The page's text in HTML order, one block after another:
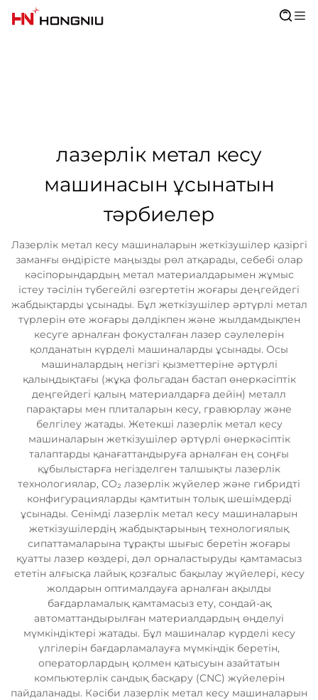
лазерлік метал кесу
машинасын ұсынатын
тәрбиелер
Лазерлік метал кесу машиналарын жеткізушілер қазіргі
заманғы өндірісте маңызды рөл атқарады, себебі олар
кәсіпорындардың метал материалдарымен жұмыс
істеу тәсілін түбегейлі өзгертетін жоғары деңгейдегі
жабдықтарды ұсынады. Бұл жеткізушілер әртүрлі метал
түрлерін өте жоғары дәлдікпен және жылдамдықпен
кесуге арналған фокусталған лазер сәулелерін
қолданатын күрделі машиналарды ұсынады. Осы
машиналардың негізгі қызметтеріне әртүрлі
қалыңдықтағы (жұқа фольгадан бастап өнеркәсіптік
деңгейдегі қалың материалдарға дейін) металл
парақтары мен плиталарын кесу, гравюрлау және
белгілеу жатады. Жетекші лазерлік метал кесу
машиналарын жеткізушілер әртүрлі өнеркәсіптік
талаптарды қанағаттандыруға арналған ең соңғы
құбылыстарға негізделген талшықты лазерлік
технологиялар, CO₂ лазерлік жүйелер және гибридті
конфигурацияларды қамтитын толық шешімдерді
ұсынады. Сенімді лазерлік метал кесу машиналарын
жеткізушілердің жабдықтарының технологиялық
сипаттамаларына тұрақты шығыс беретін жоғары
қуатты лазер көздері, дәл орналастыруды қамтамасыз
ететін алғысқа лайық қозғалыс бақылау жүйелері, кесу
жолдарын оптималдауға арналған ақылды
бағдарламалық қамтамасыз ету, сондай-ақ
автоматтандырылған материалдардың өңделуі
мүмкіндіктері жатады. Бұл машиналар күрделі кесу
үлгілерін бағдарламалауға мүмкіндік беретін,
операторлардың қолмен қатысуын азайтатын
компьютерлік сандық басқару (CNC) жүйелерін
пайдаланады. Кәсіби лазерлік метал кесу машиналарын